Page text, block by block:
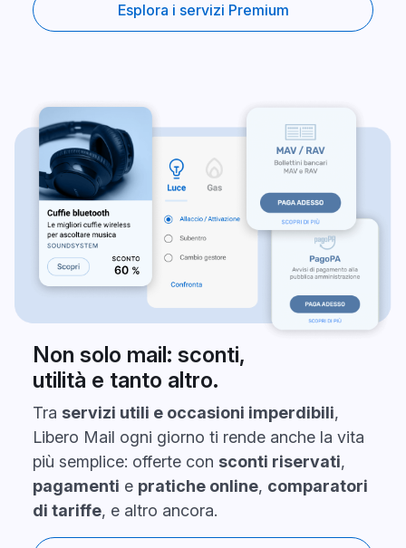
Esplora i servizi Premium
Non solo mail: sconti,
utilità e tanto altro.
Tra servizi utili e occasioni imperdibili,
Libero Mail ogni giorno ti rende anche la vita
più semplice: offerte con sconti riservati,
pagamenti e pratiche online, comparatori
di tariffe, e altro ancora.